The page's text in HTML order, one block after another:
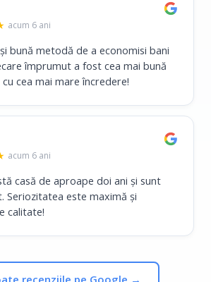
acum 6 ani
bună metodă de a economisi bani
împrumut a fost cea mai bună
cea mai mare încredere!
acum 6 ani
casă de aproape doi ani și sunt
Seriozitatea este maximă și
calitate!
recenziile pe Google →